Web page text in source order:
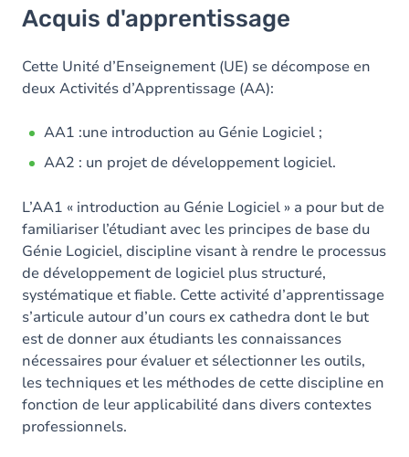
Contenu
Acquis d'apprentissage
Cette Unité d’Enseignement (UE) se décompose en
deux Activités d’Apprentissage (AA):
AA1 :une introduction au Génie Logiciel ;
AA2 : un projet de développement logiciel.
L’AA1 « introduction au Génie Logiciel » a pour but de
familiariser l’étudiant avec les principes de base du
Génie Logiciel, discipline visant à rendre le processus
de développement de logiciel plus structuré,
systématique et fiable. Cette activité d’apprentissage
s’articule autour d’un cours ex cathedra dont le but
est de donner aux étudiants les connaissances
nécessaires pour évaluer et sélectionner les outils,
les techniques et les méthodes de cette discipline en
fonction de leur applicabilité dans divers contextes
professionnels.